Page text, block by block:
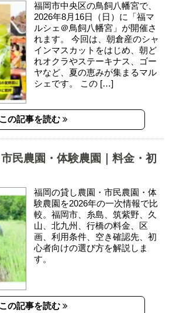
福岡市中央区の鳥飼八幡宮で、
2026年8月16日（日）に「福マ
ルシェ＠鳥飼八幡宮」が開催さ
れます。 今回は、朝倉産のシャ
インマスカットをはじめ、朝ど
れオクラやステーキナス、ゴー
ヤなど、夏の恵みが集まるマル
シェです。 この […]
この記事を読む
民農園・体験農園｜料金・初
福岡の貸し農園・市民農園・体
験農園を2026年の一次情報で比
較。福岡市、糸島、筑紫野、久
山、北九州、行橋の料金、区
画、利用条件、空き確認先、初
心者向けの選び方を解説しま
す。
この記事を読む